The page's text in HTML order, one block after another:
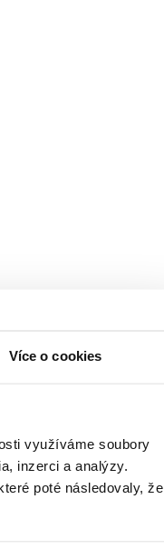
Více o cookies
využíváme soubory
inzerci a analýzy.
poté následovaly, že